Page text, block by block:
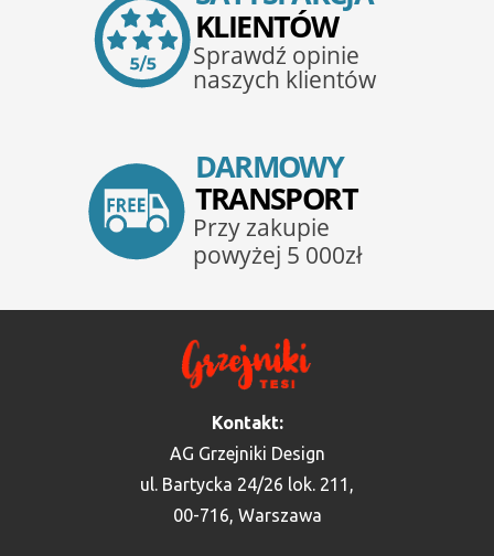
Kontakt:
AG Grzejniki Design
ul. Bartycka 24/26 lok. 211,
00-716, Warszawa